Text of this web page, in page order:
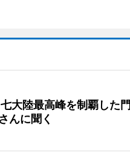
大陸最高峰を制覇した門
んに聞く